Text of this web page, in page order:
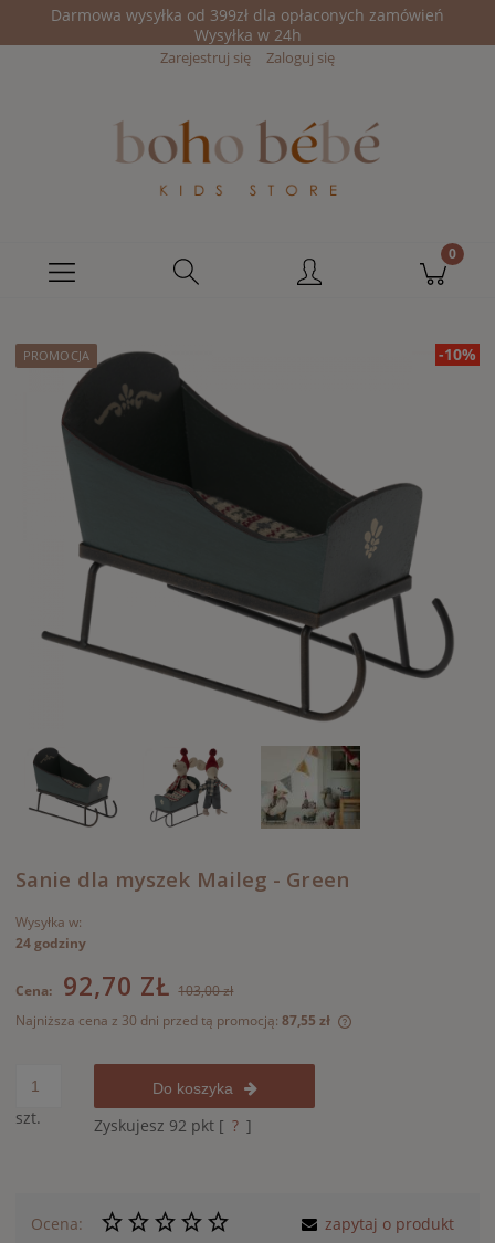
Darmowa wysyłka od 399zł dla opłaconych zamówień
Wysyłka w 24h
Zarejestruj się Zaloguj się
PROMOCJA -10%
Sanie dla myszek Maileg - Green
Wysyłka w:
24 godziny
Cena: 92,70 ZŁ 103,00 zł
Najniższa cena z 30 dni przed tą promocją: 87,55 zł
szt.
Do koszyka
Zyskujesz 92 pkt [ ? ]
Ocena:
zapytaj o produkt